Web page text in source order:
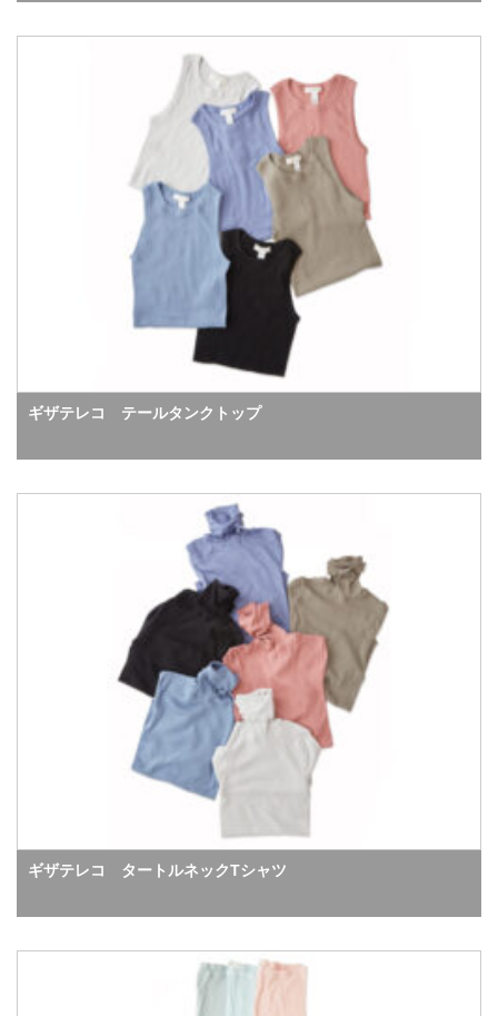
ギザテレコ テールタンクトップ
ギザテレコ タートルネックTシャツ